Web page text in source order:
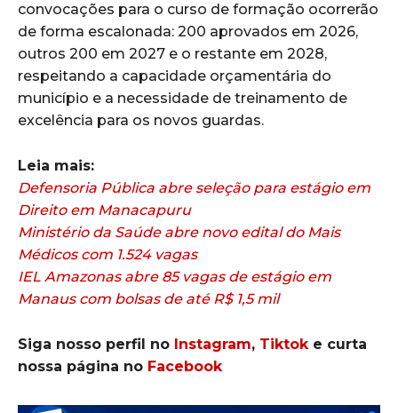
convocações para o curso de formação ocorrerão
de forma escalonada: 200 aprovados em 2026,
outros 200 em 2027 e o restante em 2028,
respeitando a capacidade orçamentária do
município e a necessidade de treinamento de
excelência para os novos guardas.
Leia mais:
Defensoria Pública abre seleção para estágio em
Direito em Manacapuru
Ministério da Saúde abre novo edital do Mais
Médicos com 1.524 vagas
IEL Amazonas abre 85 vagas de estágio em
Manaus com bolsas de até R$ 1,5 mil
Siga nosso perfil no Instagram, Tiktoke curta
nossa página no Facebook